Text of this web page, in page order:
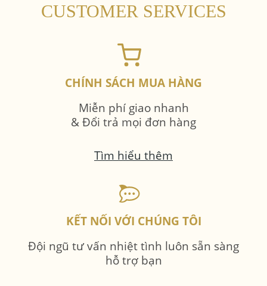
CUSTOMER SERVICES
CHÍNH SÁCH MUA HÀNG
Miễn phí giao nhanh
& Đổi trả mọi đơn hàng
Tìm hiểu thêm
KẾT NỐI VỚI CHÚNG TÔI
Đội ngũ tư vấn nhiệt tình luôn sẵn sàng
hỗ trợ bạn